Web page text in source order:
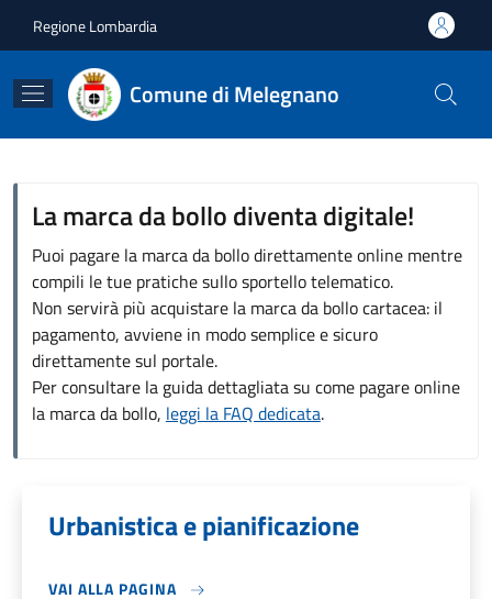
Regione Lombardia
Comune di Melegnano
La marca da bollo diventa digitale!
Puoi pagare la marca da bollo direttamente online mentre
compili le tue pratiche sullo sportello telematico.
Non servirà più acquistare la marca da bollo cartacea: il
pagamento, avviene in modo semplice e sicuro
direttamente sul portale.
Per consultare la guida dettagliata su come pagare online
la marca da bollo, leggi la FAQ dedicata.
Urbanistica e pianificazione
VAI ALLA PAGINA